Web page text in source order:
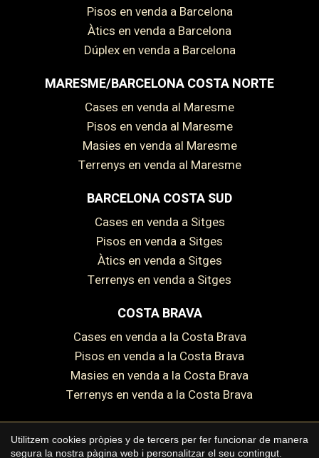
Pisos en venda a Barcelona
Àtics en venda a Barcelona
Dúplex en venda a Barcelona
MARESME/BARCELONA COSTA NORTE
Cases en venda al Maresme
Pisos en venda al Maresme
Masies en venda al Maresme
Terrenys en venda al Maresme
BARCELONA COSTA SUD
Cases en venda a Sitges
Pisos en venda a Sitges
Àtics en venda a Sitges
Terrenys en venda a Sitges
COSTA BRAVA
Cases en venda a la Costa Brava
Pisos en venda a la Costa Brava
Masies en venda a la Costa Brava
Terrenys en venda a la Costa Brava
Utilitzem cookies pròpies y de tercers per fer funcionar de manera
segura la nostra pàgina web i personalitzar el seu contingut.
Guardar configuració